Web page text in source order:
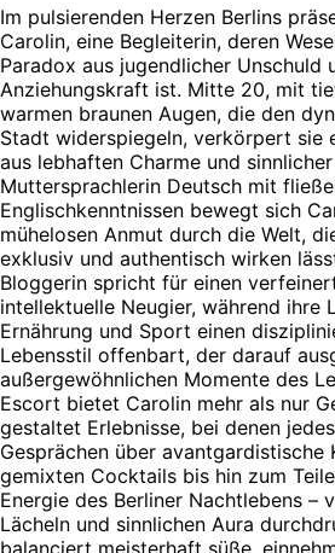
Im pulsierenden Herzen Berlins
Carolin, eine Begleiterin, deren
Paradox aus jugendlicher Unschuld
Anziehungskraft ist. Mitte 20, mit
warmen braunen Augen, die den
Stadt widerspiegeln, verkörpert sie
aus lebhaften Charme und
Muttersprachlerin Deutsch mit
Englischkenntnissen bewegt sich
mühelosen Anmut durch die Welt,
exklusiv und authentisch wirken
Bloggerin spricht für einen
intellektuelle Neugier, während ihre
Ernährung und Sport einen
Lebensstil offenbart, der darauf
außergewöhnlichen Momente des
Escort bietet Carolin mehr als nur
gestaltet Erlebnisse, bei denen
Gesprächen über avantgardistische
gemixten Cocktails bis hin zum
Energie des Berliner Nachtlebens –
Lächeln und sinnlichen Aura
balanciert meisterhaft süße,